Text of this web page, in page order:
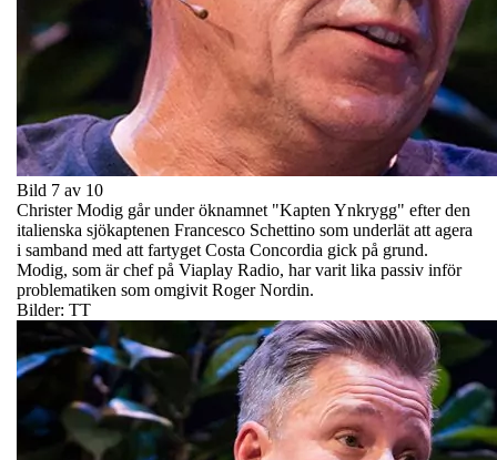
Bild 7 av 10
Christer Modig går under öknamnet "Kapten Ynkrygg" efter den
italienska sjökaptenen Francesco Schettino som underlät att agera
i samband med att fartyget Costa Concordia gick på grund.
Modig, som är chef på Viaplay Radio, har varit lika passiv inför
problematiken som omgivit Roger Nordin.
Bilder: TT